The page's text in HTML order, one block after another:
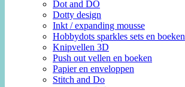
Dot and DO
Dotty design
Inkt / expanding mousse
Hobbydots sparkles sets en boeken
Knipvellen 3D
Push out vellen en boeken
Papier en enveloppen
Stitch and Do